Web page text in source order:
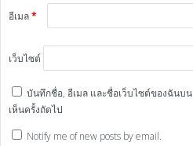
อีเมล*
เว็บไซต์
บันทึกชื่อ, อีเมล และชื่อเว็บไซต์ของฉันบ
เห็นครั้งถัดไป
Notify me of new posts by email.